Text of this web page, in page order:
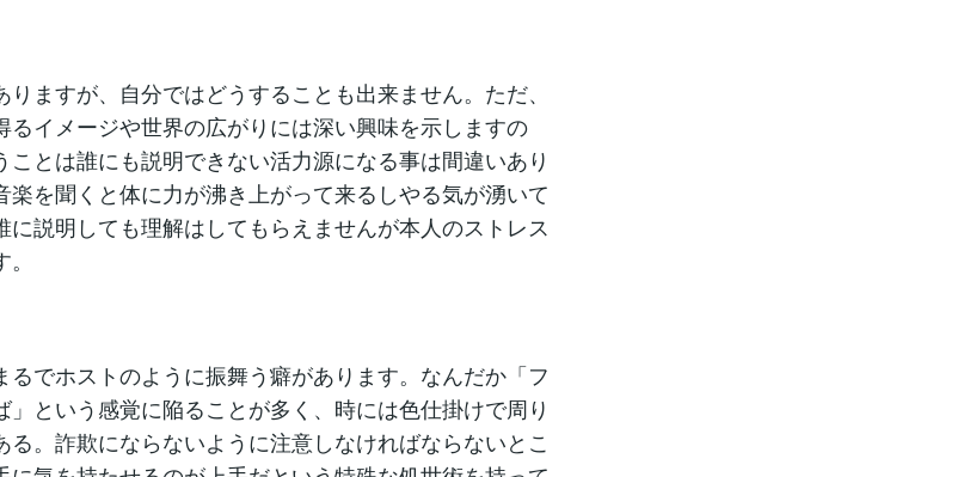
ますが、自分ではどうすることも出来ません。ただ、
るイメージや世界の広がりには深い興味を示しますの
ことは誰にも説明できない活力源になる事は間違いあり
楽を聞くと体に力が沸き上がって来るしやる気が湧いて
に説明しても理解はしてもらえませんが本人のストレス
るでホストのように振舞う癖があります。なんだか「フ
」という感覚に陥ることが多く、時には色仕掛けで周り
る。詐欺にならないように注意しなければならないとこ